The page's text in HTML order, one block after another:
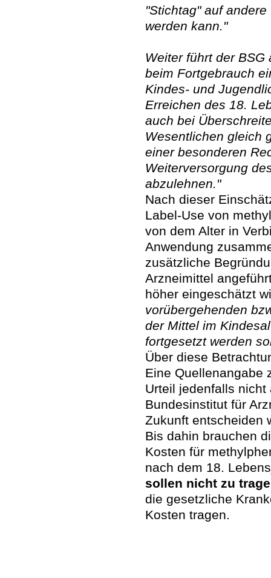
"Stichtag" auf
werden kann."
Weiter führt der
beim Fortgebrauch
Kindes- und
Erreichen des 18.
auch bei
Wesentlichen gleich
einer besonderen
Weiterversorgung
abzulehnen."
Nach dieser
Label-Use von
von dem Alter in
Anwendung
zusätzliche
Arzneimittel
höher eingeschätzt
vorübergehenden
der Mittel im
fortgesetzt werden
Über diese
Eine Quellenangabe
Urteil jedenfalls
Bundesinstitut für
Zukunft entscheiden
Bis dahin brauchen
Kosten für
nach dem 18.
sollen nicht zu
die gesetzliche
Kosten tragen.